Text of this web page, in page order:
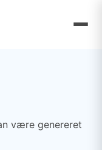
være genereret